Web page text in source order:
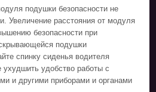
подушки безопасности не
Увеличение расстояния от модуля
безопасности при
подушки
спинку сиденья водителя
удобство работы с
и другими приборами и органами